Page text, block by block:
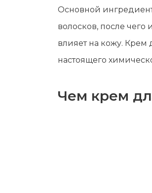
Основной
волосков, после чего
влияет на кожу.
настоящего
Чем крем